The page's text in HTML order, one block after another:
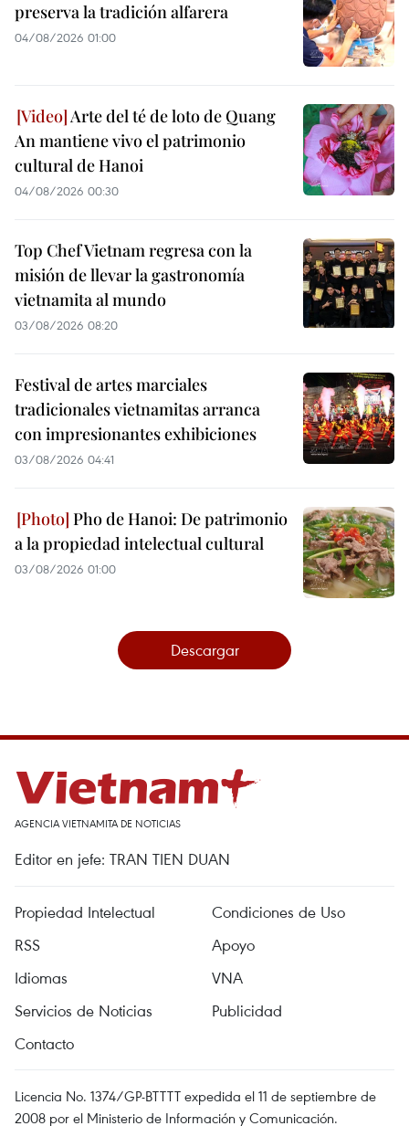
preserva la tradición alfarera
04/08/2026 01:00
Arte del té de loto de Quang
An mantiene vivo el patrimonio
cultural de Hanoi
04/08/2026 00:30
Top Chef Vietnam regresa con la
misión de llevar la gastronomía
vietnamita al mundo
03/08/2026 08:20
Festival de artes marciales
tradicionales vietnamitas arranca
con impresionantes exhibiciones
03/08/2026 04:41
Pho de Hanoi: De patrimonio
a la propiedad intelectual cultural
03/08/2026 01:00
Descargar
AGENCIA VIETNAMITA DE NOTICIAS
Editor en jefe: TRAN TIEN DUAN
Propiedad Intelectual
Condiciones de Uso
RSS
Apoyo
Idiomas
VNA
Servicios de Noticias
Publicidad
Contacto
Licencia No. 1374/GP-BTTTT expedida el 11 de septiembre de
2008 por el Ministerio de Información y Comunicación.